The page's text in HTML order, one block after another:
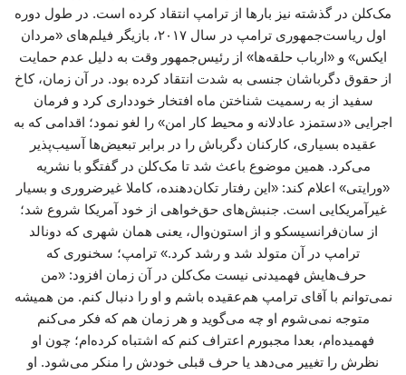
مک‌کلن در گذشته نیز بارها از ترامپ انتقاد کرده است. در طول دوره
اول ریاست‌جمهوری ترامپ در سال ۲۰۱۷، بازیگر فیلم‌های «مردان
ایکس» و «ارباب حلقه‌ها» از رئیس‌جمهور وقت به دلیل عدم حمایت
از حقوق دگرباشان جنسی به شدت انتقاد کرده بود. در آن زمان، کاخ
سفید از به رسمیت شناختن ماه افتخار خودداری کرد و فرمان
اجرایی «دستمزد عادلانه و محیط کار امن» را لغو نمود؛ اقدامی که به
عقیده بسیاری، کارکنان دگرباش را در برابر تبعیض‌ها آسیب‌پذیر
می‌کرد. همین موضوع باعث شد تا مک‌کلن در گفتگو با نشریه
«ورایتی» اعلام کند: «این رفتار تکان‌دهنده، کاملا غیرضروری و بسیار
غیرآمریکایی است. جنبش‌های حق‌خواهی از خود آمریکا شروع شد؛
از سان‌فرانسیسکو و از استون‌وال، یعنی همان شهری که دونالد
ترامپ در آن متولد شد و رشد کرد.» ترامپ؛ سخنوری که
حرف‌هایش فهمیدنی نیست مک‌کلن در آن زمان افزود: «من
نمی‌توانم با آقای ترامپ هم‌عقیده باشم و او را دنبال کنم. من همیشه
متوجه نمی‌شوم او چه می‌گوید و هر زمان هم که فکر می‌کنم
فهمیده‌ام، بعدا مجبورم اعتراف کنم که اشتباه کرده‌ام؛ چون او
نظرش را تغییر می‌دهد یا حرف قبلی خودش را منکر می‌شود. او